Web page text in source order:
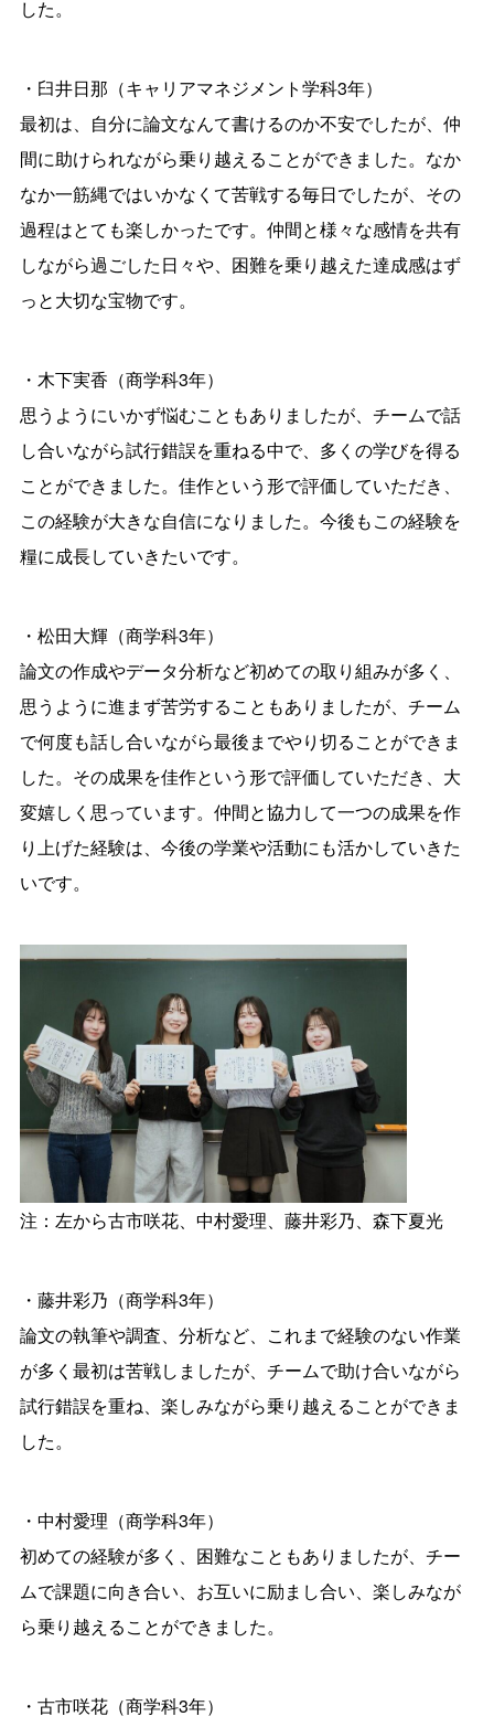
した。
・臼井日那（キャリアマネジメント学科3年）
最初は、自分に論文なんて書けるのか不安でしたが、仲
間に助けられながら乗り越えることができました。なか
なか一筋縄ではいかなくて苦戦する毎日でしたが、その
過程はとても楽しかったです。仲間と様々な感情を共有
しながら過ごした日々や、困難を乗り越えた達成感はず
っと大切な宝物です。
・木下実香（商学科3年）
思うようにいかず悩むこともありましたが、チームで話
し合いながら試行錯誤を重ねる中で、多くの学びを得る
ことができました。佳作という形で評価していただき、
この経験が大きな自信になりました。今後もこの経験を
糧に成長していきたいです。
・松田大輝（商学科3年）
論文の作成やデータ分析など初めての取り組みが多く、
思うように進まず苦労することもありましたが、チーム
で何度も話し合いながら最後までやり切ることができま
した。その成果を佳作という形で評価していただき、大
変嬉しく思っています。仲間と協力して一つの成果を作
り上げた経験は、今後の学業や活動にも活かしていきた
いです。
注：左から古市咲花、中村愛理、藤井彩乃、森下夏光
・藤井彩乃（商学科3年）
論文の執筆や調査、分析など、これまで経験のない作業
が多く最初は苦戦しましたが、チームで助け合いながら
試行錯誤を重ね、楽しみながら乗り越えることができま
した。
・中村愛理（商学科3年）
初めての経験が多く、困難なこともありましたが、チー
ムで課題に向き合い、お互いに励まし合い、楽しみなが
ら乗り越えることができました。
・古市咲花（商学科3年）